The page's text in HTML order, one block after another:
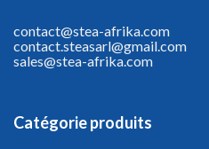
contact@stea-afrika.com
contact.steasarl@gmail.com
sales@stea-afrika.com
Catégorie produits